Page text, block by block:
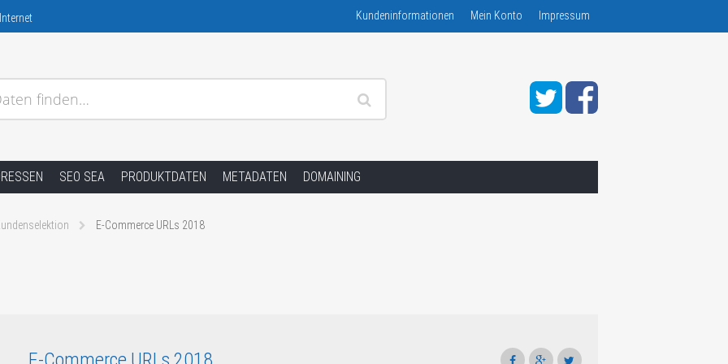
Kundeninformationen Mein Konto Impressum
finden…
SEO SEA PRODUKTDATEN METADATEN DOMAINING
E-Commerce URLs 2018